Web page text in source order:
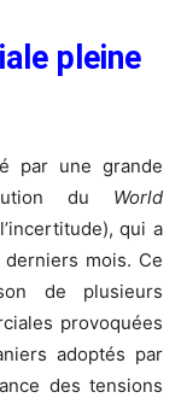
pleine
par une grande
du World
qui a
mois. Ce
de plusieurs
provoquées
adoptés par
des tensions